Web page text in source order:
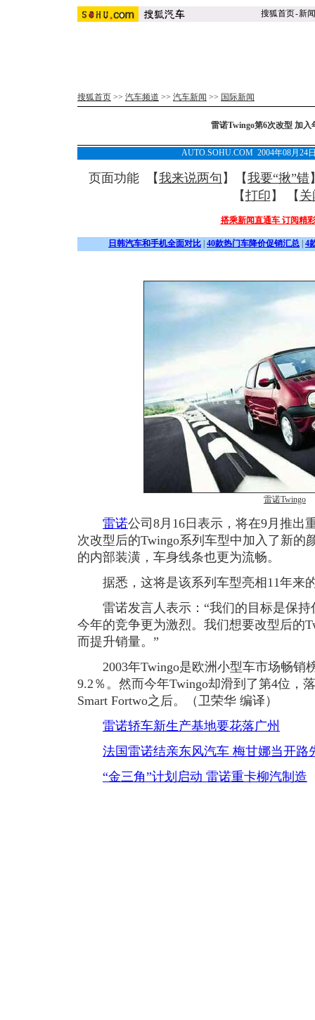
搜狐首页-新闻
搜狐首页 >> 汽车频道 >> 汽车新闻 >> 国际新闻
雷诺Twingo第6次改型 加入
AUTO.SOHU.COM 2004年08月
页面功能 【我来说两句 】【我要“揪”错
【打印 】 【 关
搭乘新闻直通车 订阅精
日韩汽车和手机全面对比 40款热门车降价促销汇总 4
雷诺Twingo
雷诺公司8月16日表示，将在9月推出
次改型后的Twingo系列车型中加入了新的
的内部装潢，车身线条也更为流畅。
据悉，这将是该系列车型亮相11年来
雷诺发言人表示：“我们的目标是保持
今年的竞争更为激烈。我们想要改型后的
而提升销量。”
2003年Twingo是欧洲小型车市场畅销
9.2％。然而今年Twingo却滑到了第4位，
Smart Fortwo之后。（卫荣华 编译）
雷诺轿车新生产基地要花落广州
法国雷诺结亲东风汽车 梅甘娜当开路
“金三角”计划启动 雷诺重卡柳汽制造